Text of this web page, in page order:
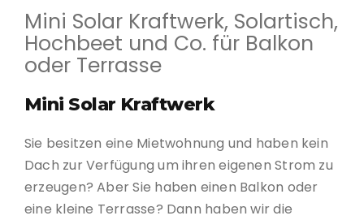
Mini Solar Kraftwerk, Solartisch,
Hochbeet und Co. für Balkon
oder Terrasse
Mini Solar Kraftwerk
Sie besitzen eine Mietwohnung und haben kein
Dach zur Verfügung um ihren eigenen Strom zu
erzeugen? Aber Sie haben einen Balkon oder
eine kleine Terrasse? Dann haben wir die